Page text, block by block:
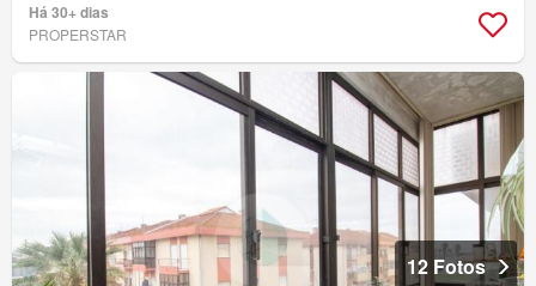
Há 30+ dias
PROPERSTAR
12 Fotos